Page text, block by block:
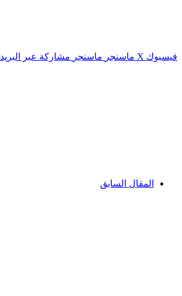
فيسبوك ‫X ماسنجر ماسنجر مشاركة عبر البريد
المقال السابق